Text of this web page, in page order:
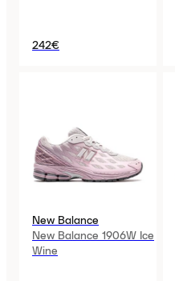
242€
New Balance
New Balance 1906W Ice
Wine